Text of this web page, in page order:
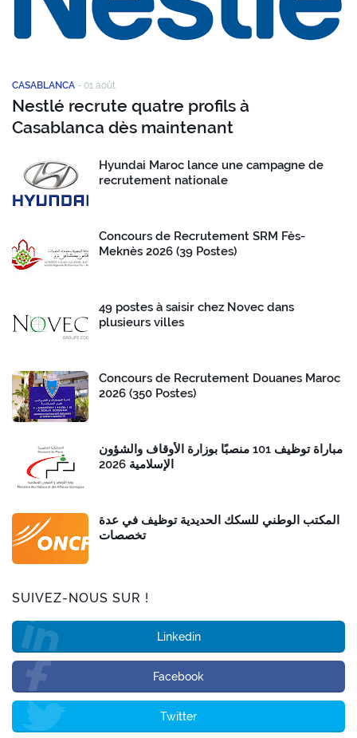
CASABLANCA - 01 août
Nestlé recrute quatre profils à
Casablanca dès maintenant
Hyundai Maroc lance une campagne de
recrutement nationale
Concours de Recrutement SRM Fès-
Meknès 2026 (39 Postes)
49 postes à saisir chez Novec dans
plusieurs villes
Concours de Recrutement Douanes Maroc
2026 (350 Postes)
مباراة توظيف 101 منصبًا بوزارة الأوقاف والشؤون
الإسلامية 2026
المكتب الوطني للسكك الحديدية توظيف في عدة
تخصصات
SUIVEZ-NOUS SUR !
Linkedin
Facebook
Twitter